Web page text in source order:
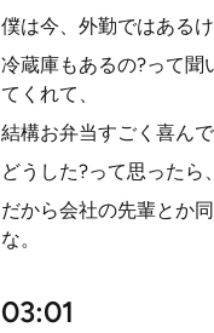
僕は今、外勤ではある
冷蔵庫もあるの?って聞
てくれて、
結構お弁当すごく喜ん
どうした?って思ったら
だから会社の先輩とか
な。
03:01